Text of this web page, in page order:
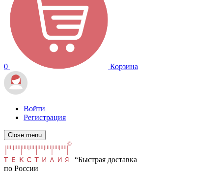
0 Корзина
Войти
Регистрация
Close menu
“Быстрая доставка
по России